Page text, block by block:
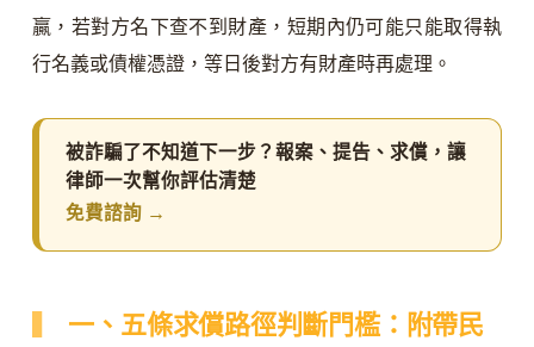
贏，若對方名下查不到財產，短期內仍可能只能取得執
行名義或債權憑證，等日後對方有財產時再處理。
被詐騙了不知道下一步？報案、提告、求償，讓
律師一次幫你評估清楚
免費諮詢 →
一、五條求償路徑判斷門檻：附帶民